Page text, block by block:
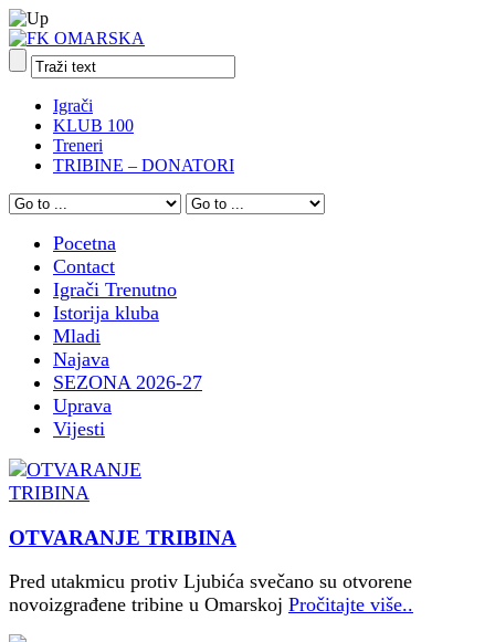
Igrači
KLUB 100
Treneri
TRIBINE – DONATORI
Pocetna
Contact
Igrači Trenutno
Istorija kluba
Mladi
Najava
SEZONA 2026-27
Uprava
Vijesti
OTVARANJE TRIBINA
Pred utakmicu protiv Ljubića svečano su otvorene
novoizgrađene tribine u Omarskoj Pročitajte više..